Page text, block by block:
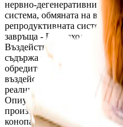
нервно-дегенеративните
система, обмяната на
репродуктивната система.
завръща - Произход,
Въздействието на конопа
съдържа конопът - Конопът
обредите - Интересни факти
въздействието на конопа
реални факти за конопа -
Опиумът - Хашишът -
производството на коноп
конопа - Дейността на ДЕА